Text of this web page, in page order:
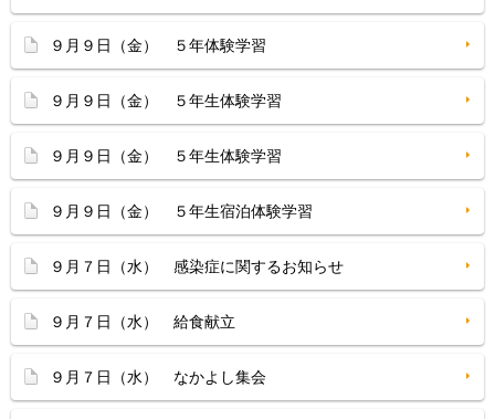
９月９日（金） ５年体験学習
９月９日（金） ５年生体験学習
９月９日（金） ５年生体験学習
９月９日（金） ５年生宿泊体験学習
９月７日（水） 感染症に関するお知らせ
９月７日（水） 給食献立
９月７日（水） なかよし集会